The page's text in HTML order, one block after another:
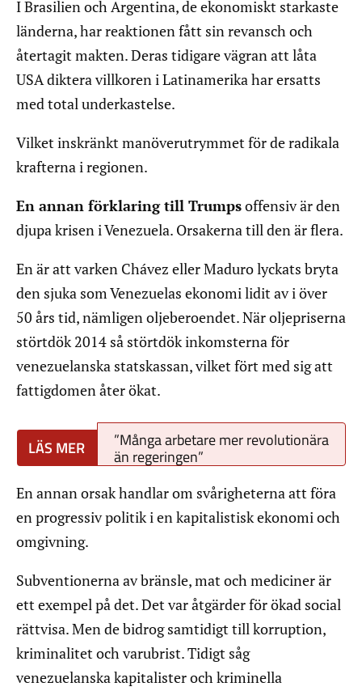
I Brasilien och Argentina, de ekonomiskt starkaste
länderna, har reaktionen fått sin revansch och
återtagit makten. Deras tidigare vägran att låta
USA diktera villkoren i Latinamerika har ersatts
med total underkastelse.
Vilket inskränkt manöverutrymmet för de radikala
krafterna i regionen.
En annan förklaring till Trumpsoffensiv är den
djupa krisen i Venezuela. Orsakerna till den är flera.
En är att varken Chávez eller Maduro lyckats bryta
den sjuka som Venezuelas ekonomi lidit av i över
50 års tid, nämligen oljeberoendet. När oljepriserna
störtdök 2014 så störtdök inkomsterna för
venezuelanska statskassan, vilket fört med sig att
fattigdomen åter ökat.
”Många arbetare mer revolutionära
än regeringen”
En annan orsak handlar om svårigheterna att föra
en progressiv politik i en kapitalistisk ekonomi och
omgivning.
Subventionerna av bränsle, mat och mediciner är
ett exempel på det. Det var åtgärder för ökad social
rättvisa. Men de bidrog samtidigt till korruption,
kriminalitet och varubrist. Tidigt såg
venezuelanska kapitalister och kriminella